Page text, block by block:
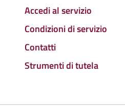
Accedi al servizio
Condizioni di servizio
Contatti
Strumenti di tutela